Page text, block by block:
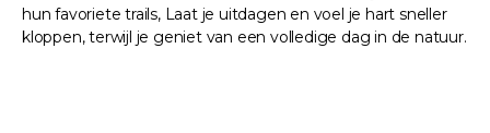
hun favoriete trails, Laat je uitdagen en voel je hart sneller
kloppen, terwijl je geniet van een volledige dag in de natuur.